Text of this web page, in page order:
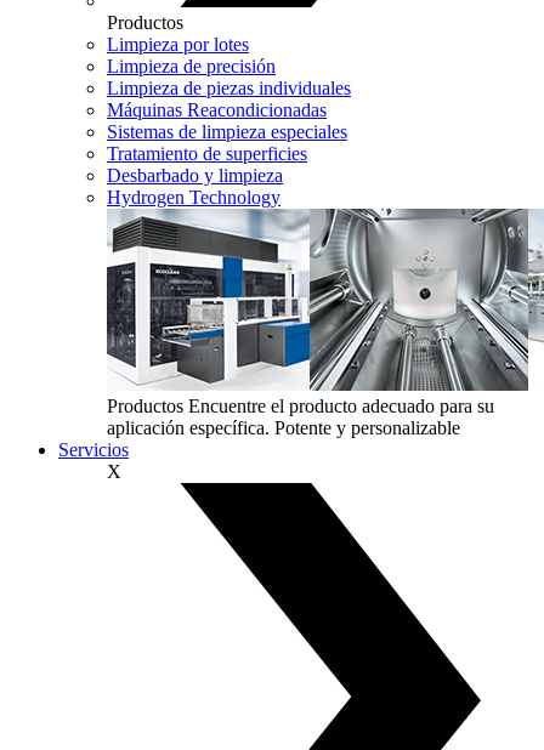
Productos
Limpieza por lotes
Limpieza de precisión
Limpieza de piezas individuales
Máquinas Reacondicionadas
Sistemas de limpieza especiales
Tratamiento de superficies
Desbarbado y limpieza
Hydrogen Technology
Productos Encuentre el producto adecuado para su
aplicación específica. Potente y personalizable
Servicios
X